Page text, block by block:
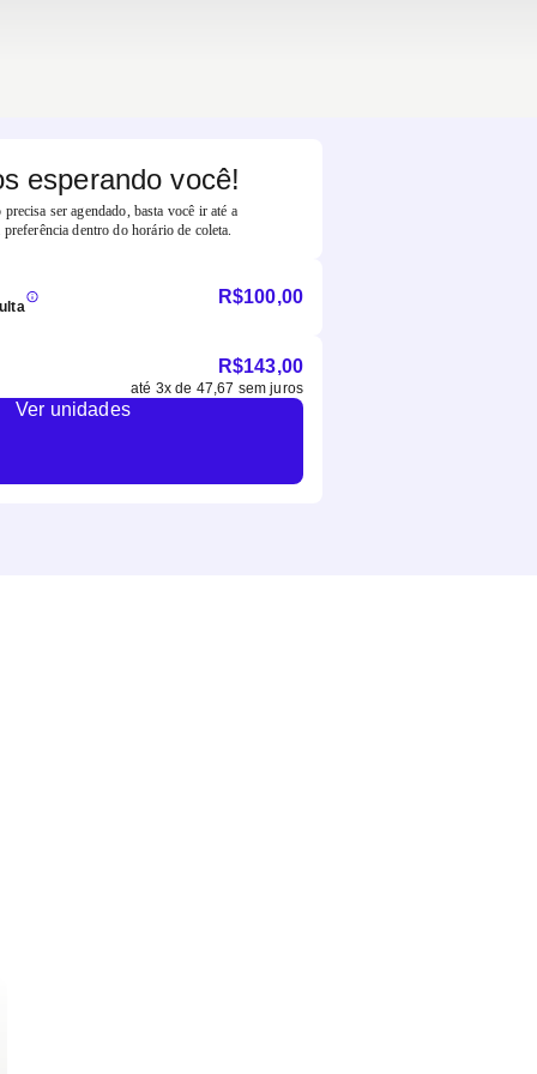
esperando você!
precisa ser agendado, basta você ir até a
preferência dentro do horário de coleta.
R$100,00
R$143,00
até 3x de 47,67 sem juros
Ver unidades